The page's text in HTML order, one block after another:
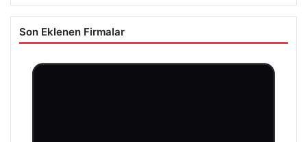
Son Eklenen Firmalar